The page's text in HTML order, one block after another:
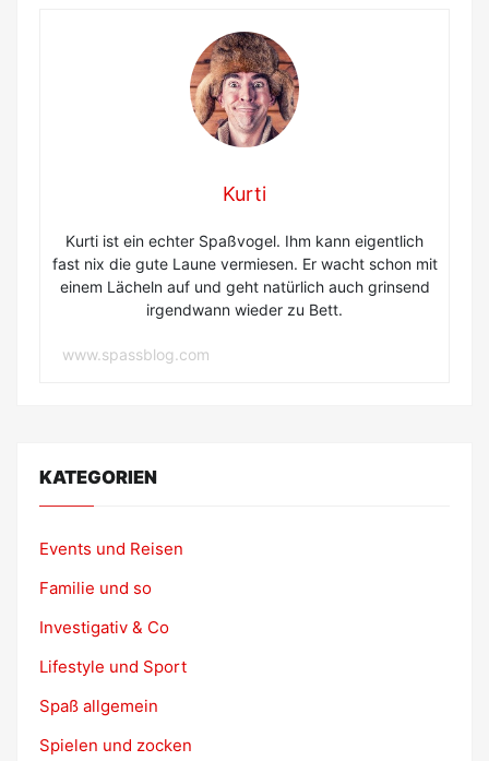
Kurti
Kurti ist ein echter Spaßvogel. Ihm kann eigentlich
fast nix die gute Laune vermiesen. Er wacht schon mit
einem Lächeln auf und geht natürlich auch grinsend
irgendwann wieder zu Bett.
www.spassblog.com
KATEGORIEN
Events und Reisen
Familie und so
Investigativ & Co
Lifestyle und Sport
Spaß allgemein
Spielen und zocken